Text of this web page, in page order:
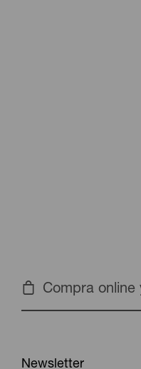
Compra
Newsletter